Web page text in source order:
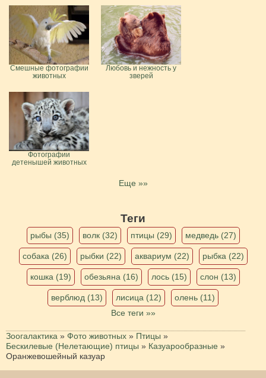
Смешные фотографии
животных
Любовь и нежность у
зверей
Фотографии
детенышей животных
Еще »»
Теги
рыбы (35) волк (32) птицы (29) медведь (27)
собака (26) рыбки (22) аквариум (22) рыбка (22)
кошка (19) обезьяна (16) лось (15) слон (13)
верблюд (13) лисица (12)
олень (11)
Все теги »»
Зоогалактика » Фото животных » Птицы »
Бескилевые (Нелетающие) птицы » Казуарообразные »
Оранжевошейный казуар